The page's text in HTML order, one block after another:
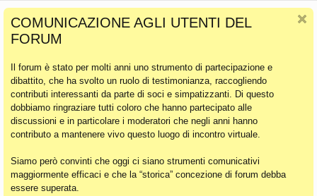
a
m
en
ti
Ra
pi
di
m
COMUNICAZIONE AGLI UTENTI DEL
FORUM
Il forum è stato per molti anni uno strumento di partecipazione e
dibattito, che ha svolto un ruolo di testimonianza, raccogliendo
contributi interessanti da parte di soci e simpatizzanti. Di questo
dobbiamo ringraziare tutti coloro che hanno partecipato alle
discussioni e in particolare i moderatori che negli anni hanno
contributo a mantenere vivo questo luogo di incontro virtuale.
Siamo però convinti che oggi ci siano strumenti comunicativi
maggiormente efficaci e che la “storica” concezione di forum debba
essere superata.